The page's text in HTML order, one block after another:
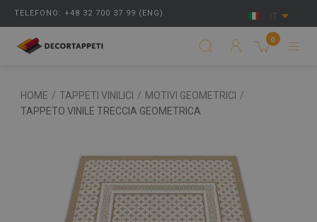
TELEFONO: +48 32 700 37 99 (ENG)
0
HOME / TAPPETI VINILICI / MOTIVI GEOMETRICI
/
TAPPETO VINILE TRECCIA GEOMETRICA